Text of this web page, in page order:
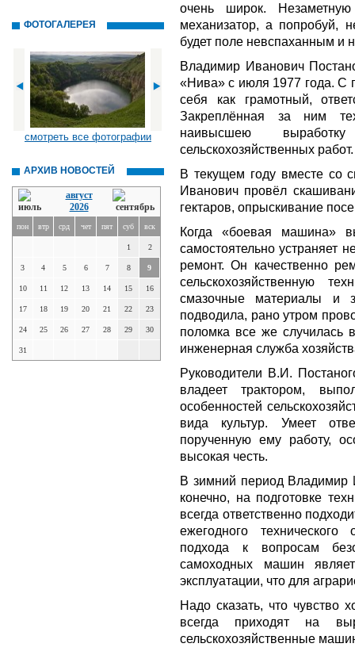
ФОТОГАЛЕРЕЯ
смотреть все фотографии
АРХИВ НОВОСТЕЙ
август
2026
пон втр срд чет пят суб вск
1 2
3 4 5 6 7 8 9
10 11 12 13 14 15 16
17 18 19 20 21 22 23
24 25 26 27 28 29 30
31
очень широк.
механизатор, а попробуй,
будет поле невспаханным и
Владимир Иванович
«Нива» с июля 1977 года. С
себя как грамотный,
Закреплённая за ним
наивысшею
сельскохозяйственных работ.
В текущем году вместе со
Иванович провёл
гектаров, опрыскивание
Когда «боевая машина»
самостоятельно устраняет
ремонт. Он качественно
сельскохозяйственную
смазочные материалы и
подводила, рано утром
поломка все же случилась
инженерная служба
Руководители В.И.
владеет трактором,
особенностей
вида культур. Умеет
порученную ему работу,
высокая честь.
В зимний период Владимир
конечно, на подготовке
всегда ответственно
ежегодного технического
подхода к вопросам
самоходных машин
эксплуатации, что для
Надо сказать, что чувство
всегда приходят на
сельскохозяйственные